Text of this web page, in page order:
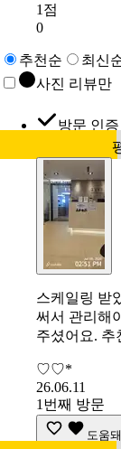
1점
0
추천순
최신
사진 리뷰만
방문 인
스케일링 받
써서 관리해
주셨어요. 추
♡♡*
26.06.11
1번째 방문
도움